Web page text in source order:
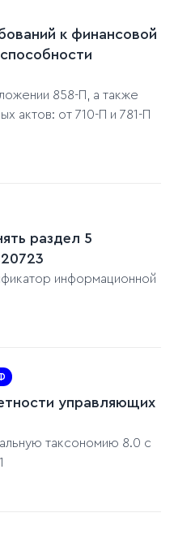
к финансовой
858-П, а также
актов: от 710-П и 781-П
раздел 5
информационной
управляющих
таксономию 8.0 с